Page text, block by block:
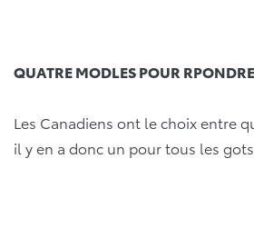
QUATRE MODLES POUR
Les Canadiens ont le choix entre
il y en a donc un pour tous les